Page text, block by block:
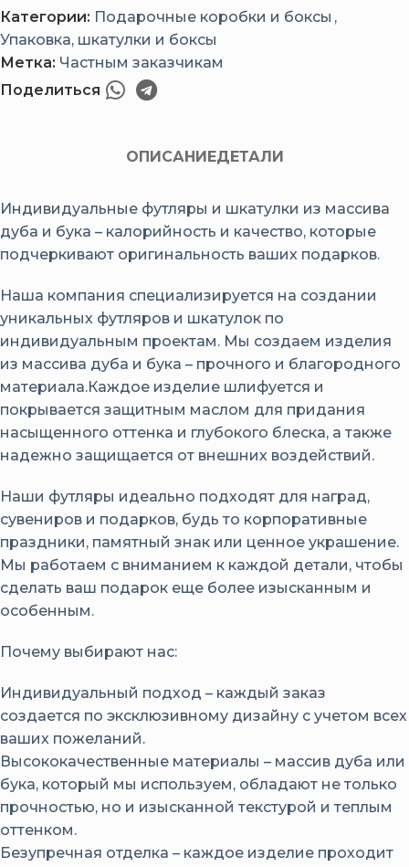
Категории: Подарочные коробки и боксы ,
Упаковка, шкатулки и боксы
Метка: Частным заказчикам
Поделиться
ОПИСАНИЕДЕТАЛИ
Индивидуальные футляры и шкатулки из массива
дуба и бука – калорийность и качество, которые
подчеркивают оригинальность ваших подарков.
Наша компания специализируется на создании
уникальных футляров и шкатулок по
индивидуальным проектам. Мы создаем изделия
из массива дуба и бука – прочного и благородного
материала.Каждое изделие шлифуется и
покрывается защитным маслом для придания
насыщенного оттенка и глубокого блеска, а также
надежно защищается от внешних воздействий.
Наши футляры идеально подходят для наград,
сувениров и подарков, будь то корпоративные
праздники, памятный знак или ценное украшение.
Мы работаем с вниманием к каждой детали, чтобы
сделать ваш подарок еще более изысканным и
особенным.
Почему выбирают нас:
Индивидуальный подход – каждый заказ
создается по эксклюзивному дизайну с учетом всех
ваших пожеланий.
Высококачественные материалы – массив дуба или
бука, который мы используем, обладают не только
прочностью, но и изысканной текстурой и теплым
оттенком.
Безупречная отделка – каждое изделие проходит